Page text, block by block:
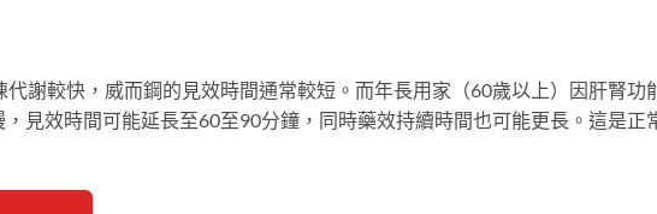
謝較快，威而鋼的見效時間通常較短。而年長用家（60歲以上）因肝腎功
見效時間可能延長至60至90分鐘，同時藥效持續時間也可能更長。這是正